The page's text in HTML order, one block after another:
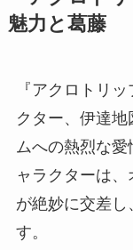
魅力と葛藤
『アクロトリ
クター、伊達
ムへの熱烈な
ャラクターは
が絶妙に交差し
す。